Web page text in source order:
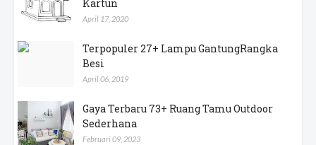
Kartun
April 17, 2020
Terpopuler 27+ Lampu GantungRangka
Besi
April 06, 2019
Gaya Terbaru 73+ Ruang Tamu Outdoor
Sederhana
Februari 09, 2023